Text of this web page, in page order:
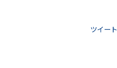
ツイート